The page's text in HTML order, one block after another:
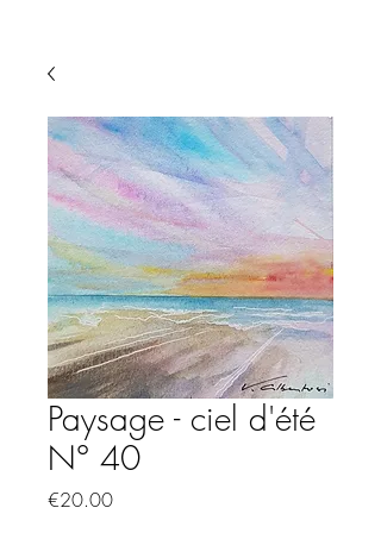
Paysage - ciel d'été
N° 40
€20.00Price